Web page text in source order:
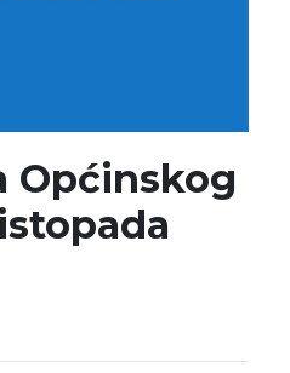
Općinskog